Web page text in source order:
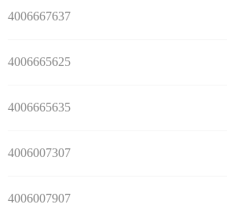
4006667637
4006665625
4006665635
4006007307
4006007907